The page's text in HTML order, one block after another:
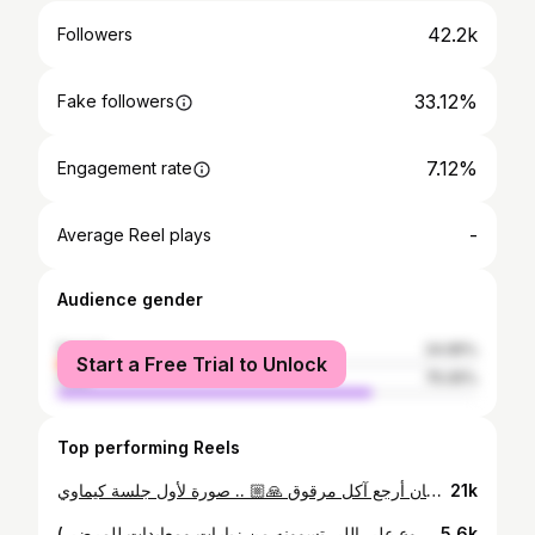
Followers 42.2k
Fake followers 33.12%
Engagement rate 7.12%
Average Reel plays -
Audience gender
female
male
Start a Free Trial to Unlock
Top performing Reels
الحمد لله على كل حال. تم تشخيصي بمرض سرطان القولون، الحمد لله إن هذا الداء له علاج و تعالجوا منه ناس كثير. بتلاحظون تغير في شكلي وأتمنى ما تعلقون كثير و اللي أحتاجه منكم هو الدعاء و التشجيع فقط وما تنظروا لي نظرة شفقة لأني مو في حاجتها أبداً هذي الفترة ، يمكن بعدين احتاجها في مشهد مسرحي أو سينمائي 😄 .. المهم دعواتكم عشان أرجع آكل مرقوق 🙏🏼 .. صورة لأول جلسة كيماوي 🧪 21k